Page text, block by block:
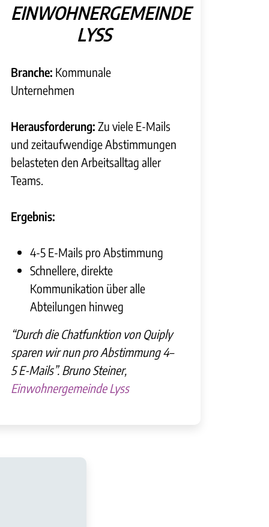
EINWOHNERGEMEINDE
LYSS
Branche: Kommunale
Unternehmen
Herausforderung: Zu viele E-Mails
und zeitaufwendige Abstimmungen
belasteten den Arbeitsalltag aller
Teams.
Ergebnis:
4-5 E-Mails pro Abstimmung
Schnellere, direkte
Kommunikation über alle
Abteilungen hinweg
“Durch die Chatfunktion von Quiply
sparen wir nun pro Abstimmung 4–
5 E-Mails”. Bruno Steiner,
Einwohnergemeinde Lyss